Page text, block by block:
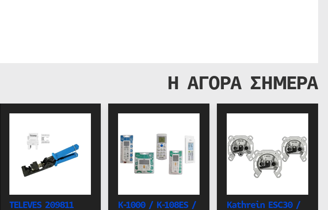
Η ΑΓΟΡΑ ΣΗΜΕΡΑ
TELEVES 209811 K-1000 / K-108ES / Kathrein ESC30 /